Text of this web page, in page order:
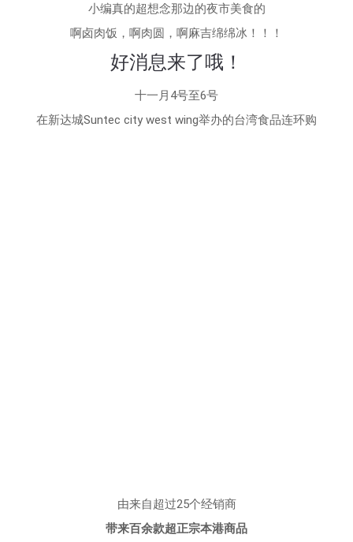
小编真的超想念那边的夜市美食的
啊卤肉饭，啊肉圆，啊麻吉绵绵冰！！！
好消息来了哦！
十一月4号至6号
在新达城Suntec city west wing举办的台湾食品连环购
由来自超过25个经销商
带来百余款超正宗本港商品